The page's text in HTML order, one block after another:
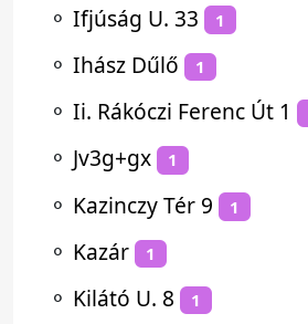
⚬ Ifjúság U. 33 1
⚬ Ihász Dűlő 1
⚬ Ii. Rákóczi Ferenc Út 1
⚬ Jv3g+gx 1
⚬ Kazinczy Tér 9 1
⚬ Kazár 1
⚬ Kilátó U. 8 1